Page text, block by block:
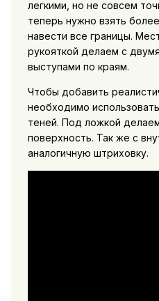
легкими, но не совсем
теперь нужно взять
навести все границы.
рукояткой делаем с
выступами по краям.
Чтобы добавить
необходимо
теней. Под ложкой
поверхность. Так же с
аналогичную штриховку.